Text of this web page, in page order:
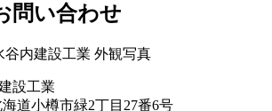
問い合わせ
海道小樽市緑2丁目27番6号